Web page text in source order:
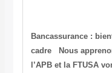
Bancassurance :
cadre
Nous
l’APB et la FTUSA